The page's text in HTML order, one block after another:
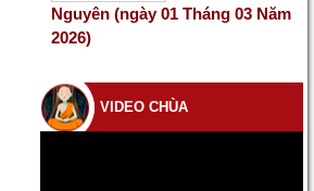
Nguyên (ngày 01 Tháng 03 Năm
2026)
VIDEO CHÙA